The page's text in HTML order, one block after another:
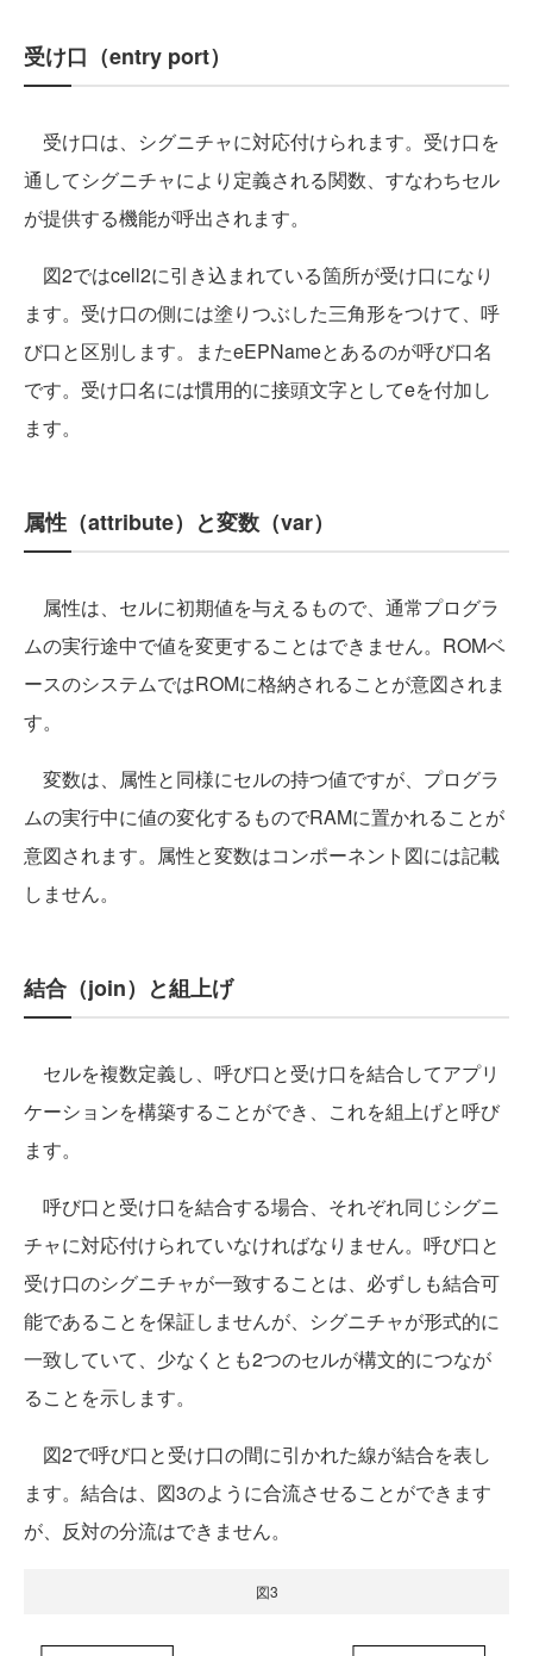
受け口（entry port）
受け口は、シグニチャに対応付けられます。受け口を
通してシグニチャにより定義される関数、すなわちセル
が提供する機能が呼出されます。
図2ではcell2に引き込まれている箇所が受け口になり
ます。受け口の側には塗りつぶした三角形をつけて、呼
び口と区別します。またeEPNameとあるのが呼び口名
です。受け口名には慣用的に接頭文字としてeを付加し
ます。
属性（attribute）と変数（var）
属性は、セルに初期値を与えるもので、通常プログラ
ムの実行途中で値を変更することはできません。ROMベ
ースのシステムではROMに格納されることが意図されま
す。
変数は、属性と同様にセルの持つ値ですが、プログラ
ムの実行中に値の変化するものでRAMに置かれることが
意図されます。属性と変数はコンポーネント図には記載
しません。
結合（join）と組上げ
セルを複数定義し、呼び口と受け口を結合してアプリ
ケーションを構築することができ、これを組上げと呼び
ます。
呼び口と受け口を結合する場合、それぞれ同じシグニ
チャに対応付けられていなければなりません。呼び口と
受け口のシグニチャが一致することは、必ずしも結合可
能であることを保証しませんが、シグニチャが形式的に
一致していて、少なくとも2つのセルが構文的につなが
ることを示します。
図2で呼び口と受け口の間に引かれた線が結合を表し
ます。結合は、図3のように合流させることができます
が、反対の分流はできません。
図3